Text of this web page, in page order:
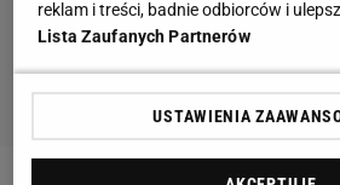
reklam i treści, badnie odbiorców i
Lista Zaufanych Partnerów
USTAWIENIA